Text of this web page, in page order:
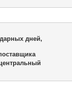
дней,